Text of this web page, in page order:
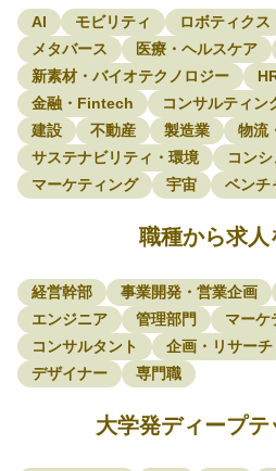
AI モビリティ ロボティクス
メタバース
医療・ヘルスケア
新素材・バイオテクノロジー
金融・Fintech
コンサルティン
建設
不動産 製造業
物流
サステナビリティ・環境
コン
マーケティング
宇宙 ベンチ
職種から求人
経営幹部 事業開発・営業企画
エンジニア
管理部門
マーケ
コンサルタント
企画・リサーチ
デザイナー
専門職
大学発ディープテ